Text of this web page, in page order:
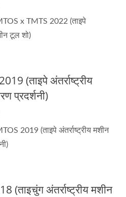
x TMTS 2022 (ताइपे
टूल शो)
(ताइपे अंतर्राष्ट्रीय
प्रदर्शनी)
2019 (ताइपे अंतर्राष्ट्रीय मशीन
(ताइचुंग अंतर्राष्ट्रीय मशीन